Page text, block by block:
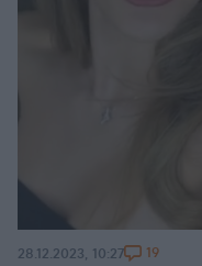
28.12.2023, 10:27 19